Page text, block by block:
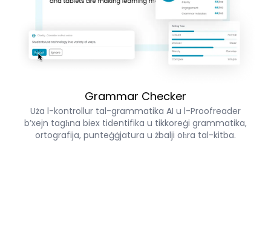
Grammar Checker
Uża l-kontrollur tal-grammatika AI u l-Proofreader
b’xejn tagħna biex tidentifika u tikkoreġi grammatika,
ortografija, punteġġjatura u żbalji oħra tal-kitba.